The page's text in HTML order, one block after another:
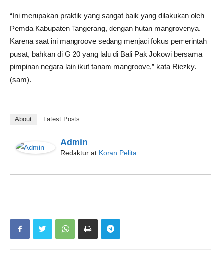
“Ini merupakan praktik yang sangat baik yang dilakukan oleh
Pemda Kabupaten Tangerang, dengan hutan mangrovenya.
Karena saat ini mangroove sedang menjadi fokus pemerintah
pusat, bahkan di G 20 yang lalu di Bali Pak Jokowi bersama
pimpinan negara lain ikut tanam mangroove,” kata Riezky.
(sam).
About Latest Posts
Admin
Redaktur at Koran Pelita